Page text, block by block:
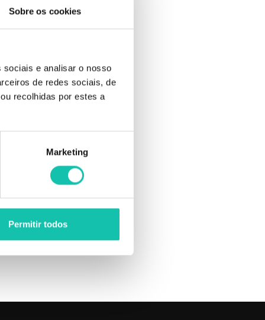
Sobre os cookies
sociais e analisar o nosso
de redes sociais, de
recolhidas por estes a
Marketing
Permitir todos